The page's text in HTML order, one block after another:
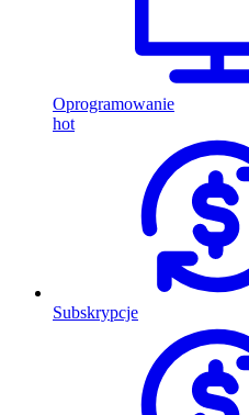
Oprogramowanie
hot
Subskrypcje